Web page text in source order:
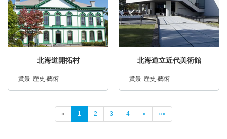
北海道開拓村
賞景 歷史‧藝術
北海道立近代美術館
賞景 歷史‧藝術
« 1 2 3 4 » »»